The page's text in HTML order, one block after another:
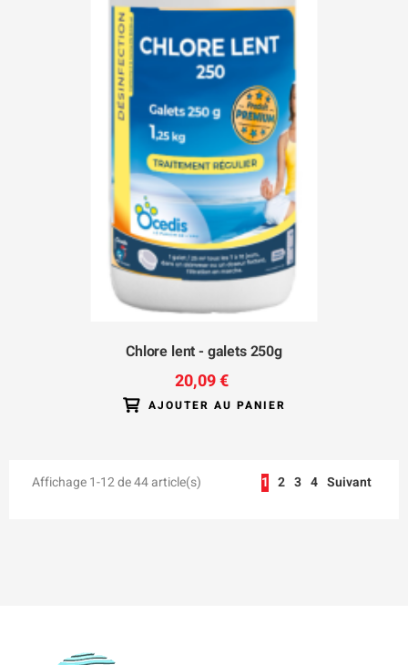
Chlore lent - galets 250g
20,09 €
AJOUTER AU PANIER
Affichage 1-12 de 44 article(s) 1 2 3 4 Suivant